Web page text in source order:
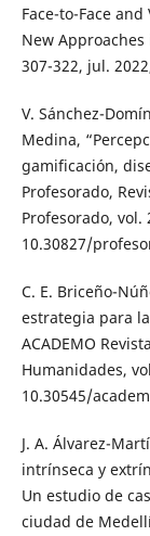
Face-to-Face
New
307-322, jul.
V. Sánchez-
Medina,
gamificación,
Profesorado,
Profesorado, vol.
10.30827/
C. E. Briceño-
estrategia para
ACADEMO
Humanidades,
10.30545/
J. A. Álvarez-
intrínseca y
Un estudio de
ciudad de